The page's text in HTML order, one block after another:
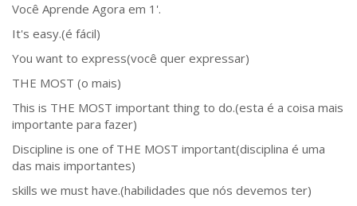
Você Aprende Agora em 1'.
It's easy.(é fácil)
You want to express(você quer expressar)
THE MOST (o mais)
This is THE MOST important thing to do.(esta é a coisa mais
importante para fazer)
Discipline is one of THE MOST important(disciplina é uma
das mais importantes)
skills we must have.(habilidades que nós devemos ter)